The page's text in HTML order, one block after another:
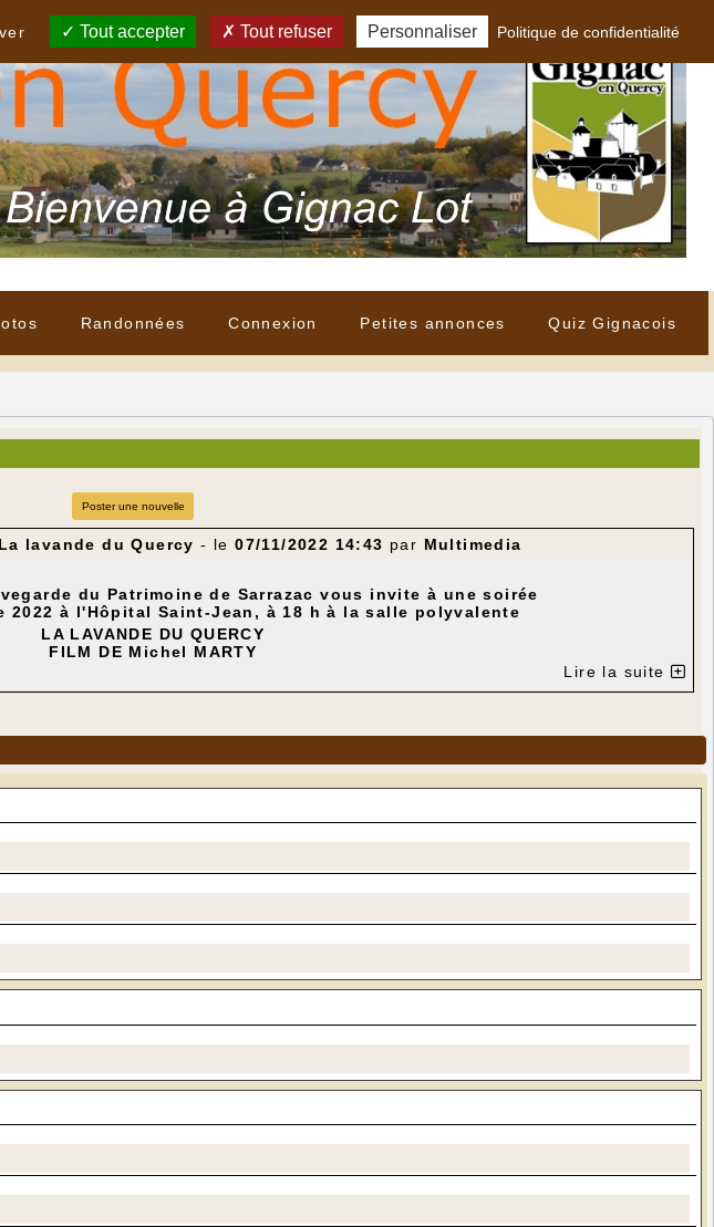
Randonnées Connexion Petites annonces Quiz Gignacois
Poster une nouvelle
lavande du Quercy - le07/11/2022 14:43 par Multimedia
du Patrimoine de Sarrazac vous invite à une soirée
2022 à l'Hôpital Saint-Jean, à 18 h à la salle polyvalente
LA LAVANDE DU QUERCY
FILM DE Michel MARTY
projection, il sera proposé un repas-dégustation de plats à la lavande.
05 65 37 82 79 ou 06 30 13 55 33
: Anne-Marie Franco "amfranco46@orange.fr
Lire la suite
Tout accepter Tout refuser Personnaliser Politique de confidentialité